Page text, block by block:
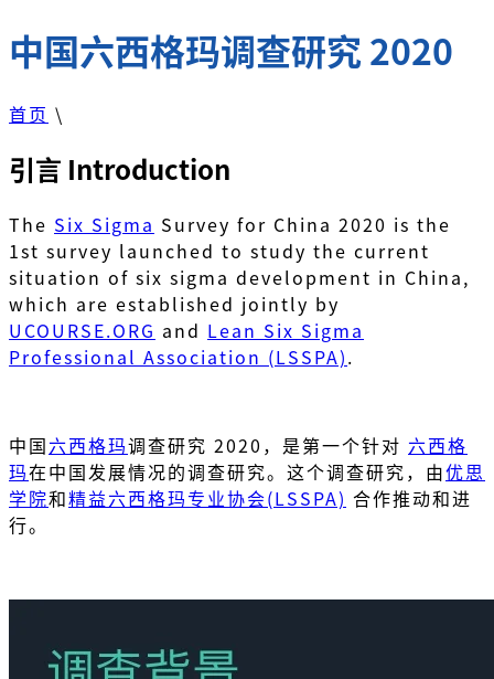
中国六西格玛调查研究 2020
首页 \
引言 Introduction
The Six Sigma Survey for China 2020 is the
1st survey launched to study the current
situation of six sigma development in China,
which are established jointly by
UCOURSE.ORG and Lean Six Sigma
Professional Association (LSSPA).
中国六西格玛调查研究 2020，是第一个针对 六西格
玛在中国发展情况的调查研究。这个调查研究，由优思
学院和精益六西格玛专业协会(LSSPA) 合作推动和进
⾏。